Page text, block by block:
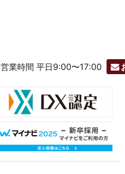
営業時間 平日9:00〜17:00